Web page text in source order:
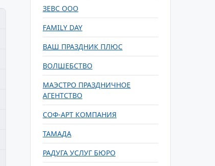
ЗЕВС ООО
FAMILY DAY
ВАШ ПРАЗДНИК ПЛЮС
ВОЛШЕБСТВО
МАЭСТРО ПРАЗДНИЧНОЕ
АГЕНТСТВО
СОФ-АРТ КОМПАНИЯ
ТАМАДА
РАДУГА УСЛУГ БЮРО